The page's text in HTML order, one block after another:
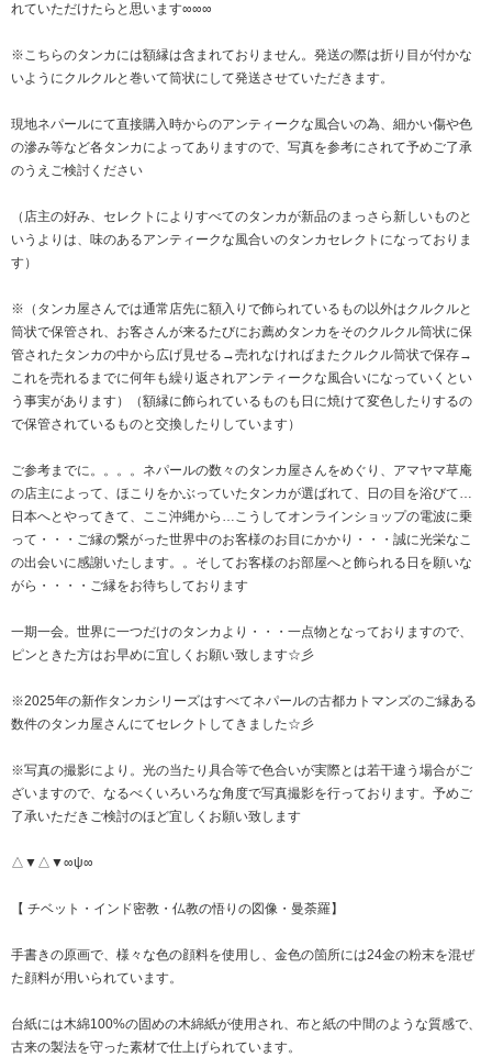
れていただけたらと思います∞∞∞
※こちらのタンカには額縁は含まれておりません。発送の際は折り目が付かな
いようにクルクルと巻いて筒状にして発送させていただきます。
現地ネパールにて直接購入時からのアンティークな風合いの為、細かい傷や色
の滲み等など各タンカによってありますので、写真を参考にされて予めご了承
のうえご検討ください
（店主の好み、セレクトによりすべてのタンカが新品のまっさら新しいものと
いうよりは、味のあるアンティークな風合いのタンカセレクトになっておりま
す）
※（タンカ屋さんでは通常店先に額入りで飾られているもの以外はクルクルと
筒状で保管され、お客さんが来るたびにお薦めタンカをそのクルクル筒状に保
管されたタンカの中から広げ見せる→売れなければまたクルクル筒状で保存→
これを売れるまでに何年も繰り返されアンティークな風合いになっていくとい
う事実があります）（額縁に飾られているものも日に焼けて変色したりするの
で保管されているものと交換したりしています）
ご参考までに。。。。ネパールの数々のタンカ屋さんをめぐり、アマヤマ草庵
の店主によって、ほこりをかぶっていたタンカが選ばれて、日の目を浴びて…
日本へとやってきて、ここ沖縄から…こうしてオンラインショップの電波に乗
って・・・ご縁の繋がった世界中のお客様のお目にかかり・・・誠に光栄なこ
の出会いに感謝いたします。。そしてお客様のお部屋へと飾られる日を願いな
がら・・・・ご縁をお待ちしております
一期一会。世界に一つだけのタンカより・・・一点物となっておりますので、
ピンときた方はお早めに宜しくお願い致します☆彡
※2025年の新作タンカシリーズはすべてネパールの古都カトマンズのご縁ある
数件のタンカ屋さんにてセレクトしてきました☆彡
※写真の撮影により。光の当たり具合等で色合いが実際とは若干違う場合がご
ざいますので、なるべくいろいろな角度で写真撮影を行っております。予めご
了承いただきご検討のほど宜しくお願い致します
△▼△▼∞ψ∞
【 チベット・インド密教・仏教の悟りの図像・曼荼羅】
手書きの原画で、様々な色の顔料を使用し、金色の箇所には24金の粉末を混ぜ
た顔料が用いられています。
台紙には木綿100%の固めの木綿紙が使用され、布と紙の中間のような質感で、
古来の製法を守った素材で仕上げられています。